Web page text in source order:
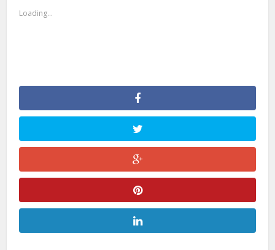
Loading...